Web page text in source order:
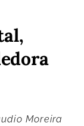
Moreira